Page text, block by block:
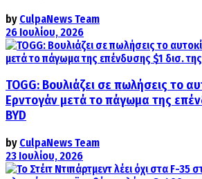
by CulpaNews Team
26 Ιουλίου, 2026
TOGG: Βουλιάζει σε πωλήσεις το
Ερντογάν μετά το πάγωμα της
BYD
by CulpaNews Team
23 Ιουλίου, 2026